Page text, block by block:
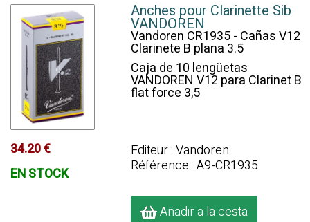
34.20 €
EN STOCK
Anches pour Clarinette Sib
VANDOREN
Vandoren CR1935 - Cañas V12
Clarinete B plana 3.5
Caja de 10 lengüetas
VANDOREN V12 para Clarinet B
flat force 3,5
Editeur : Vandoren
Référence : A9-CR1935
Añadir a la cesta